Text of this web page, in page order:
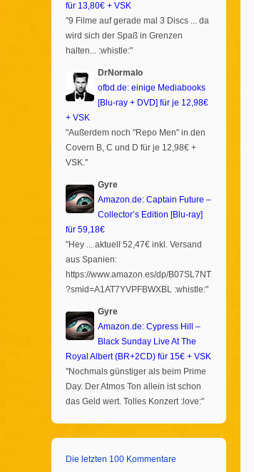
für 13,80€ + VSK
"9 Filme auf gerade mal 3 Discs ... da
wird sich der Spaß in Grenzen
halten... :whistle:"
DrNormalo
ofbd.de: einige Mediabooks
[Blu-ray + DVD] für je 12,98€
+ VSK
"Außerdem noch "Repo Men" in den
Covern B, C und D für je 12,98€ +
VSK."
Gyre
Amazon.de: Captain Future –
Collector’s Edition [Blu-ray]
für 59,18€
"Hey ... aktuell 52,47€ inkl. Versand
aus Spanien:
https://www.amazon.es/dp/B07SL7NTXR
?smid=A1AT7YVPFBWXBL :whistle:"
Gyre
Amazon.de: Cypress Hill –
Black Sunday Live At The
Royal Albert (BR+2CD) für 15€ + VSK
"Nochmals günstiger als beim Prime
Day. Der Atmos Ton allein ist schon
das Geld wert. Tolles Konzert :love:"
Die letzten 100 Kommentare